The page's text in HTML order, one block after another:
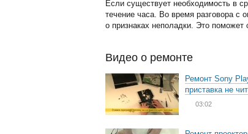
Если существует необходимость в
течение часа. Во время разговора с
о признаках неполадки. Это поможет
Видео о ремонте
Ремонт Sony
приставка не
03:02